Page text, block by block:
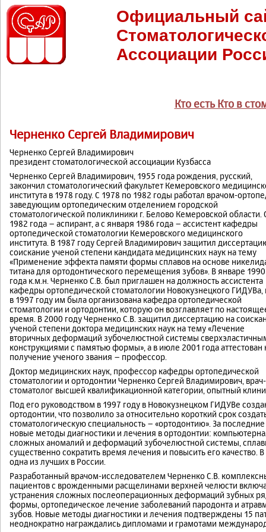
Официальный
Ассоциации
Кто есть Кто в
Черненко Сергей Владимирович
Черненко Сергей Владимирович
президент стоматологической ассоциации Кузбасса
Черненко Сергей Владимирович, 1955 года рождения, русский,
закончил стоматологический факультет Кемеровского
института в 1978 году. С 1978 по 1982 годы работал врачом-
заведующим ортопедическим отделением городской
стоматологической поликлиники г. Белово Кемеровской области.
1982 года – аспирант, а с января 1986 года – ассистент кафедры
ортопедической стоматологии Кемеровского медицинского
института. В 1987 году Сергей Владимирович защитил
соискание ученой степени кандидата медицинских наук на тему
«Применение эффекта памяти формы сплавов на основе
титана для ортодонтического перемещения зубов». В январе 1990
года к.м.н. Черненко С.В. был приглашен на должность ассистента
кафедры ортопедической стоматологии Новокузнецкого ГИДУВа,
в 1997 году им была организована кафедра ортопедической
стоматологии и ортодонтии, которую он возглавляет по
время. В 2000 году Черненко С.В. защитил диссертацию на
ученой степени доктора медицинских наук на тему «Лечение
вторичных деформаций зубочелюстной системы
конструкциями с памятью формы», а в июле 2001 года аттестован
получение ученого звания – профессор.
Доктор медицинских наук, профессор кафедры ортопедической
стоматологии и ортодонтии Черненко Сергей Владимирович, врач-
стоматолог высшей квалификационной категории, опытный
Под его руководством в 1997 году в Новокузнецком ГИДУВе
ортодонтии, что позволило за относительно короткий срок
стоматологическую специальность – «ортодонтию». За
новые методы диагностики и лечения в ортодонтии:
сложных аномалий и деформаций зубочелюстной системы,
существенно сократить время лечения и повысить его
одна из лучших в России.
Разработанный врачом-исследователем Черненко С.В.
пациентов с врожденными расщелинами верхней челюсти
устранения сложных послеоперационных деформаций зубных
формы, ортопедическое лечение заболеваний пародонта и
зубов. Новые методы диагностики и лечения подтверждены 15
неоднократно награждались дипломами и грамотами